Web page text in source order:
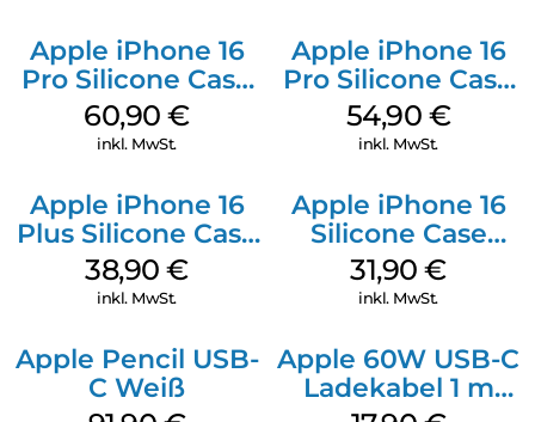
Apple iPhone 16
Pro Silicone Case
MagSafe Stone
Gray
60,90€
inkl. MwSt.
Apple iPhone 16
Pro Silicone Case
MagSafe Black
54,90 €
inkl. MwSt.
Apple iPhone 16
Plus Silicone Case
MagSafe Denim
38,90€
inkl. MwSt.
Apple iPhone 16
Silicone Case
MagSafe Fuchsia
31,90€
inkl. MwSt.
Apple Pencil USB-
C Weiß
Apple 60W USB-C
Ladekabel 1 m